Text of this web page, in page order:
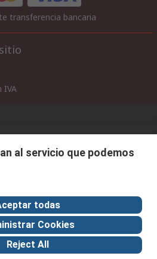
transferencia bancaria
IVA
Llámenos
respondemos en 24 horas
al servicio que podemos
todas
Cookies
Reject All